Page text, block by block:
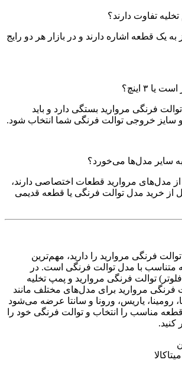
تفاوت دارند؟
به یک قطعه اشاره دارند و در بازار هر دو رایج
فرنگی مروارید بستگی دارد و باید
خروجی توالت فرنگی شما انتخاب شود.
سایر مدل‌ها می‌خورد؟
مدل‌های مروارید قطعات اختصاصی دارند،
از خرید مدل توالت فرنگی یا قطعه قدیمی
فرنگی مروارید را دارید، مهم‌ترین
متناسب با مدل توالت فرنگی است. در
(فلوتر) توالت فرنگی مروارید و پمپ تخلیه
فرنگی مروارید برای مدل‌های مختلف مانند
رومینا، یاریس، ورونا و سانتا عرضه می‌شود
قطعه مناسب را انتخاب و توالت فرنگی خود را
کنید.